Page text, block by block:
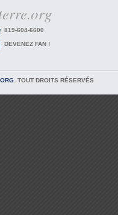
819-604-6600
DEVENEZ FAN !
. TOUT DROITS RÉSERVÉS